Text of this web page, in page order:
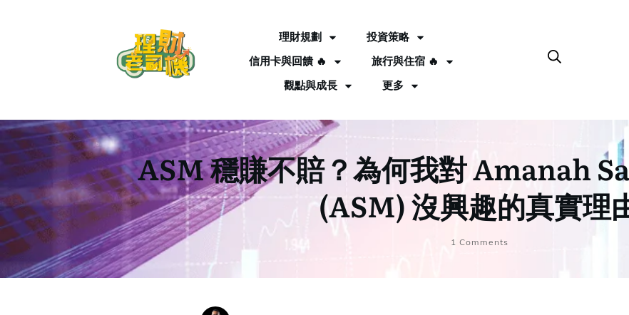
理財規劃
投資策略
信用卡與回饋 🔥
旅行與住宿 🔥
觀點與成長
更多
ASM 穩賺不賠？為何我對 Amanah
(ASM) 沒興趣的真實理
1 Comments